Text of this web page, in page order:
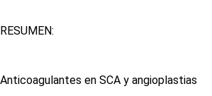
RESUMEN:
Anticoagulantes en SCA y angioplastias